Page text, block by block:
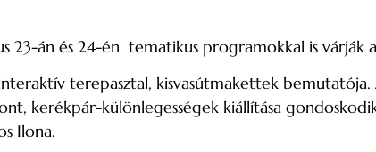
23-án és 24-én tematikus programokkal is várják
terepasztal, kisvasútmakettek
kerékpár-különlegességek kiállítása
Ilona.